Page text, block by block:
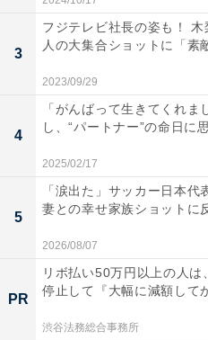
3
フジテレビ社長の姿も！
人の大集合ショットに「素
2023/09/29
4
「がんばって生きてくれま
し、“パートナー”の命日に
2025/02/17
5
「涙出た」サッカー日本代
妻との幸せ家族ショットに
2026/08/07
PR
リボ払い50万円以上の人は
停止して『大幅に減額して
渋谷法務総合事務所